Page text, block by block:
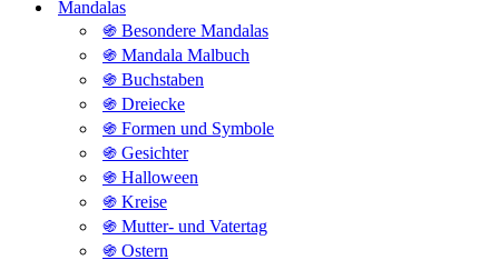
Mandalas
֍ Besondere Mandalas
֍ Mandala Malbuch
֍ Buchstaben
֍ Dreiecke
֍ Formen und Symbole
֍ Gesichter
֍ Halloween
֍ Kreise
֍ Mutter- und Vatertag
֍ Ostern